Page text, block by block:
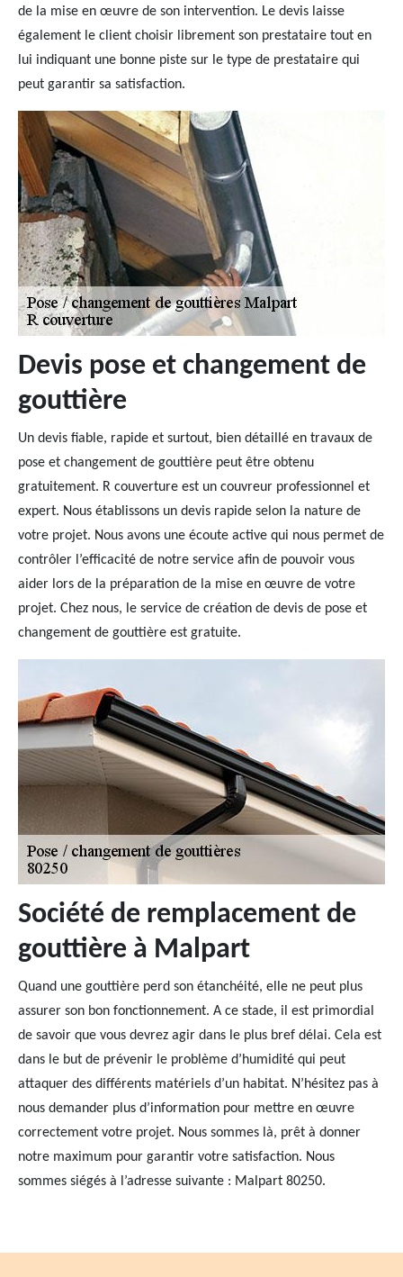
de la mise en œuvre de son intervention. Le devis laisse
également le client choisir librement son prestataire tout en
lui indiquant une bonne piste sur le type de prestataire qui
peut garantir sa satisfaction.
Devis pose et changement de
gouttière
Un devis fiable, rapide et surtout, bien détaillé en travaux de
pose et changement de gouttière peut être obtenu
gratuitement. R couverture est un couvreur professionnel et
expert. Nous établissons un devis rapide selon la nature de
votre projet. Nous avons une écoute active qui nous permet de
contrôler l’efficacité de notre service afin de pouvoir vous
aider lors de la préparation de la mise en œuvre de votre
projet. Chez nous, le service de création de devis de pose et
changement de gouttière est gratuite.
Société de remplacement de
gouttière à Malpart
Quand une gouttière perd son étanchéité, elle ne peut plus
assurer son bon fonctionnement. A ce stade, il est primordial
de savoir que vous devrez agir dans le plus bref délai. Cela est
dans le but de prévenir le problème d’humidité qui peut
attaquer des différents matériels d’un habitat. N’hésitez pas à
nous demander plus d’information pour mettre en œuvre
correctement votre projet. Nous sommes là, prêt à donner
notre maximum pour garantir votre satisfaction. Nous
sommes siégés à l’adresse suivante : Malpart 80250.